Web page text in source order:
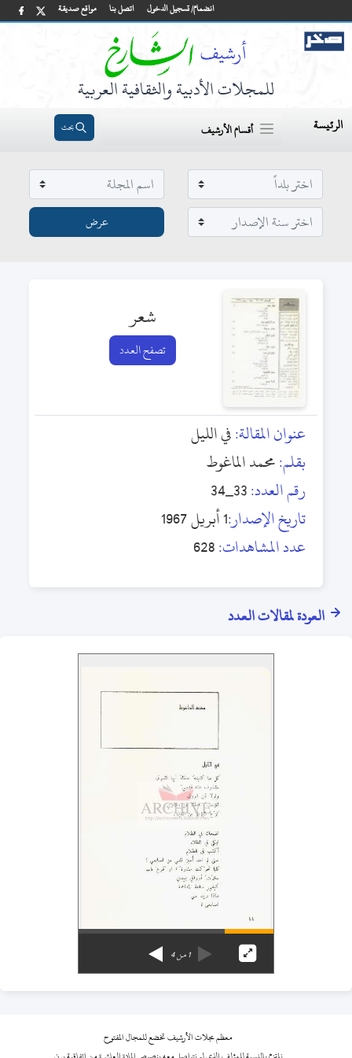
مواقع صديقة اتصل بنا انضمام/ تسجيل الدخول
للمجلات الأدبية والثقافية العربية
الرئيسة أقسام الأرشيف بحث
شعر
تصفح العدد
عنوان المقالة:في الليل
بقلم:محمد الماغوط
رقم العدد:33_34
تاريخ الإصدار:1 أبريل 1967
عدد المشاهدات:628
العودة لمقالات العدد
1من4
معظم مجلات الأرشيف تخضع للمجال المفتوح